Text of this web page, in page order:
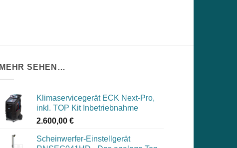
MEHR SEHEN…
Klimaservicegerät ECK Next-Pro,
inkl. TOP Kit Inbetriebnahme
2.600,00 €
Scheinwerfer-Einstellgerät